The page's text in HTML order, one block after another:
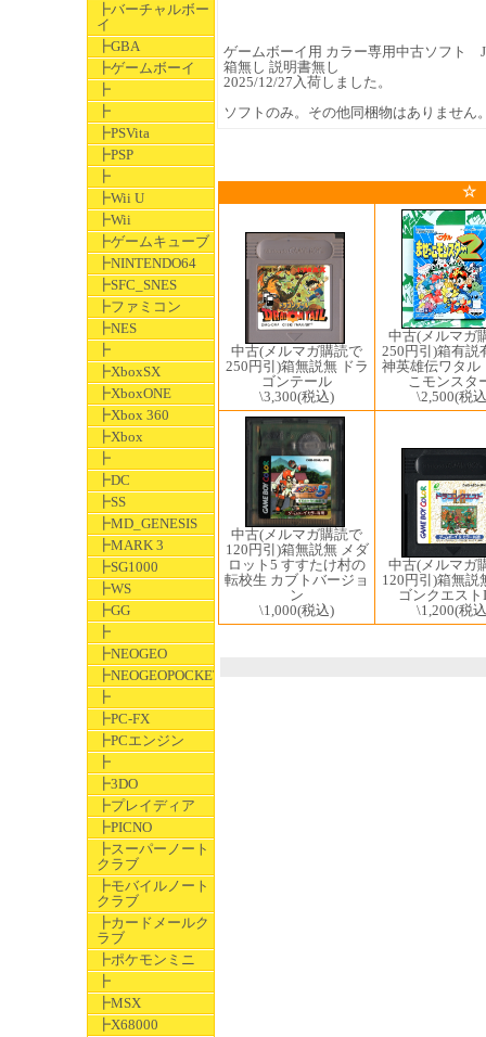
┣バーチャルボー
イ
┣GBA
┣ゲームボーイ
┣
┣
┣PSVita
┣PSP
┣
┣Wii U
┣Wii
┣ゲームキューブ
┣NINTENDO64
┣SFC_SNES
┣ファミコン
┣NES
┣
┣XboxSX
┣XboxONE
┣Xbox 360
┣Xbox
┣
┣DC
┣SS
┣MD_GENESIS
┣MARK 3
┣SG1000
┣WS
┣GG
┣
┣NEOGEO
┣NEOGEOPOCKET
┣
┣PC-FX
┣PCエンジン
┣
┣3DO
┣プレイディア
┣PICNO
┣スーパーノート
クラブ
┣モバイルノート
クラブ
┣カードメールク
ラブ
┣ポケモンミニ
┣
┣MSX
┣X68000
ゲームボーイ用 カラー専用中古ソフト
箱無し 説明書無し
2025/12/27入荷しました。
ソフトのみ。その他同梱物はありません
☆
中古(メルマガ購読で
250円引)箱無説無 ドラ
ゴンテール
\3,300(税込)
中古(メルマガ
250円引)箱有説
神英雄伝ワタル
こモンスタ
\2,500(税
中古(メルマガ購読で
120円引)箱無説無 メダ
ロット5 すすたけ村の
転校生 カブトバージョ
ン
\1,000(税込)
中古(メルマガ
120円引)箱無説
ゴンクエス
\1,200(税